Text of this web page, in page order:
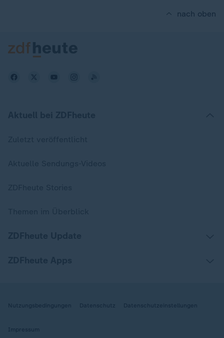
nach oben
Nutzungsbedingungen Datenschutz Datenschutzeinstellungen
Impressum